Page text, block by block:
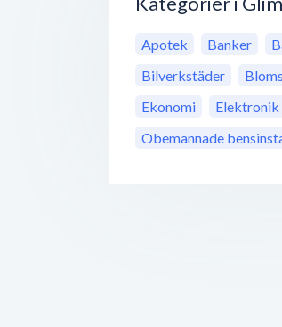
Apotek Banker
Bilverkstäder
Ekonomi
Elektronik
Obemannade